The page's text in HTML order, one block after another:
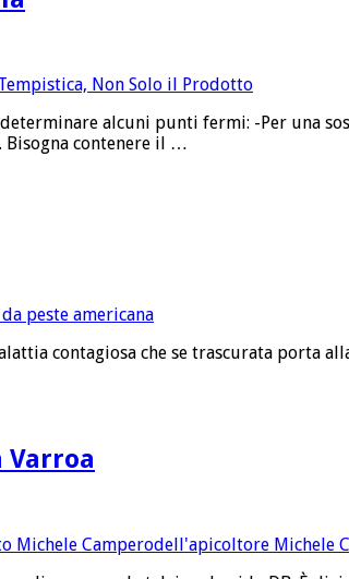
alcuni punti fermi: -Per una
contenere il …
contagiosa che se trascurata porta